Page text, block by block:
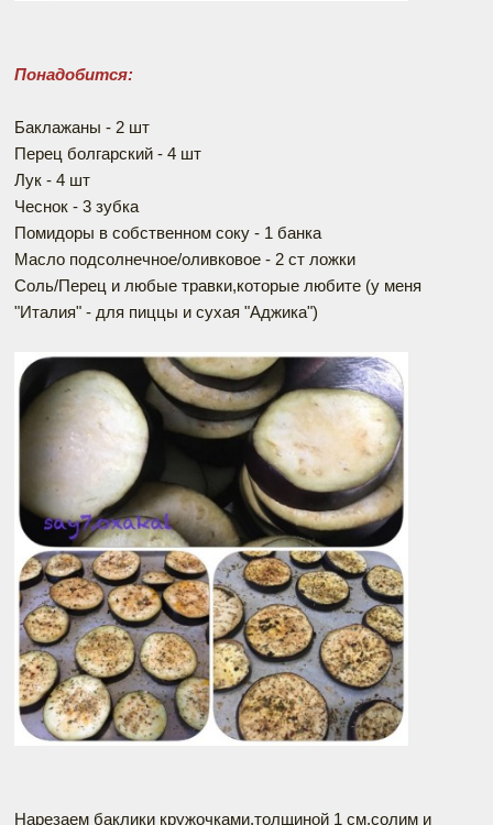
Понадобится:
Баклажаны - 2 шт
Перец болгарский - 4 шт
Лук - 4 шт
Чеснок - 3 зубка
Помидоры в собственном соку - 1 банка
Масло подсолнечное/оливковое - 2 ст ложки
Соль/Перец и любые травки,которые любите (у меня
"Италия" - для пиццы и сухая "Аджика")
Нарезаем баклики кружочками,толщиной 1 см,солим и